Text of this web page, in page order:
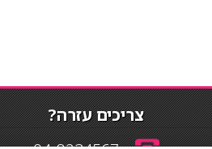
צריכים עזרה?